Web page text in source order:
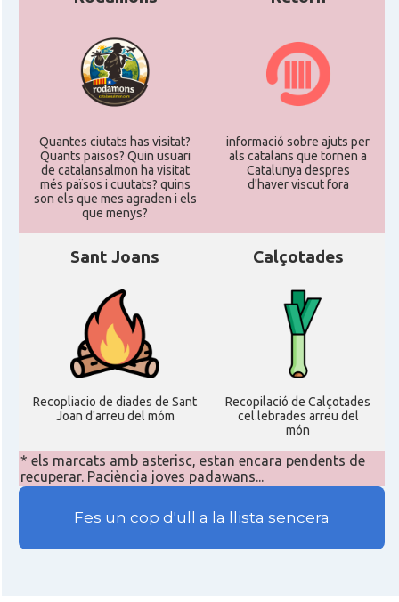
Quantes ciutats has visitat?
Quants paisos? Quin usuari
de catalansalmon ha visitat
més països i cuutats? quins
son els que mes agraden i els
que menys?
informació sobre ajuts per
als catalans que tornen a
Catalunya despres
d'haver viscut fora
Sant Joans
Recopliacio de diades de Sant
Joan d'arreu del móm
Calçotades
Recopilació de Calçotades
cel.lebrades arreu del
món
* els marcats amb asterisc, estan encara pendents de
recuperar. Paciència joves padawans...
Fes un cop d'ull a la llista sencera